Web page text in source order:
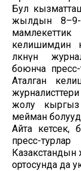
Бул
жылдын 8–9-
келишимдин
өлкөнүн
боюнча
Аталган
жолу кыргыз
мейман
Айта кетсек,
пресс-
ортосунда да